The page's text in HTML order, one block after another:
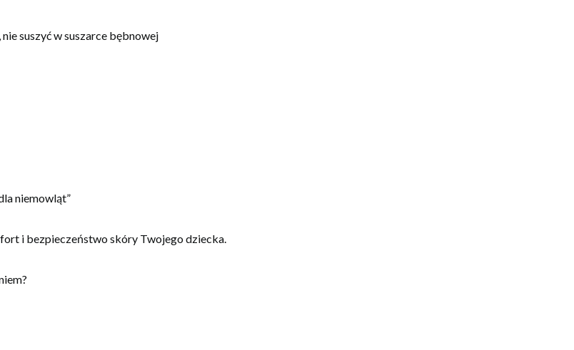
suszyć w suszarce bębnowej
niemowląt”
i bezpieczeństwo skóry Twojego dziecka.